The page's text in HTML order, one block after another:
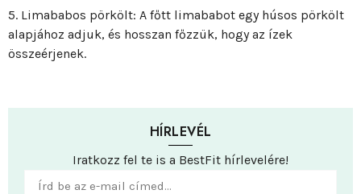
HÍRLEVÉL
Iratkozz fel te is a BestFit hírlevelére!
5. Limababos pörkölt: A főtt limababot egy húsos pörkölt
alapjához adjuk, és hosszan főzzük, hogy az ízek
összeérjenek.